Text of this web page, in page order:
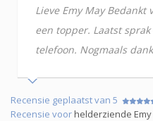
Lieve Emy May
een topper. Laatst
telefoon. Nogmaals
Recensie geplaatst van 5
Recensie voorhelderziende